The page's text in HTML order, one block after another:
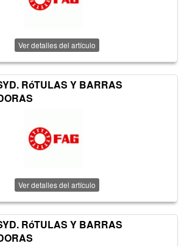
Ver detalles del artículo
RóTULAS Y BARRAS
Ver detalles del artículo
RóTULAS Y BARRAS